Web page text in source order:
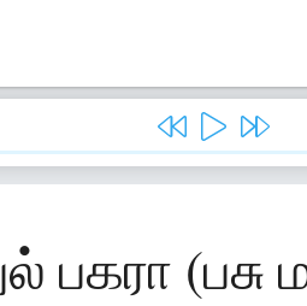
பகரா (பசு